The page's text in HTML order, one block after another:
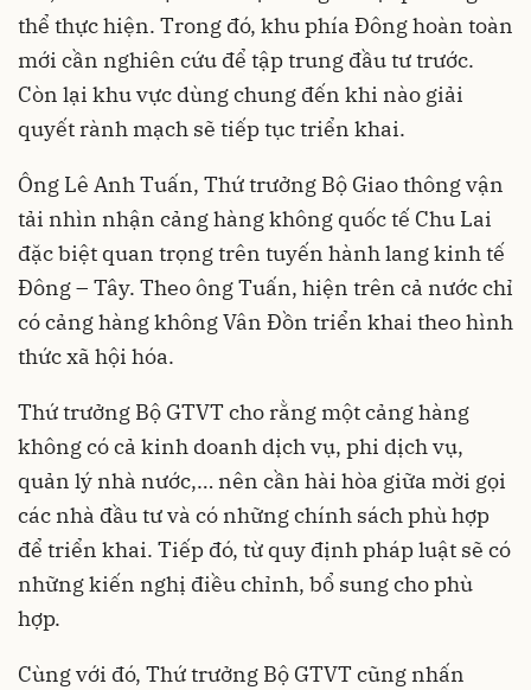
thể thực hiện. Trong đó, khu phía Đông hoàn toàn
mới cần nghiên cứu để tập trung đầu tư trước.
Còn lại khu vực dùng chung đến khi nào giải
quyết rành mạch sẽ tiếp tục triển khai.
Ông Lê Anh Tuấn, Thứ trưởng Bộ Giao thông vận
tải nhìn nhận cảng hàng không quốc tế Chu Lai
đặc biệt quan trọng trên tuyến hành lang kinh tế
Đông – Tây. Theo ông Tuấn, hiện trên cả nước chỉ
có cảng hàng không Vân Đồn triển khai theo hình
thức xã hội hóa.
Thứ trưởng Bộ GTVT cho rằng một cảng hàng
không có cả kinh doanh dịch vụ, phi dịch vụ,
quản lý nhà nước,… nên cần hài hòa giữa mời gọi
các nhà đầu tư và có những chính sách phù hợp
để triển khai. Tiếp đó, từ quy định pháp luật sẽ có
những kiến nghị điều chỉnh, bổ sung cho phù
hợp.
Cùng với đó, Thứ trưởng Bộ GTVT cũng nhấn